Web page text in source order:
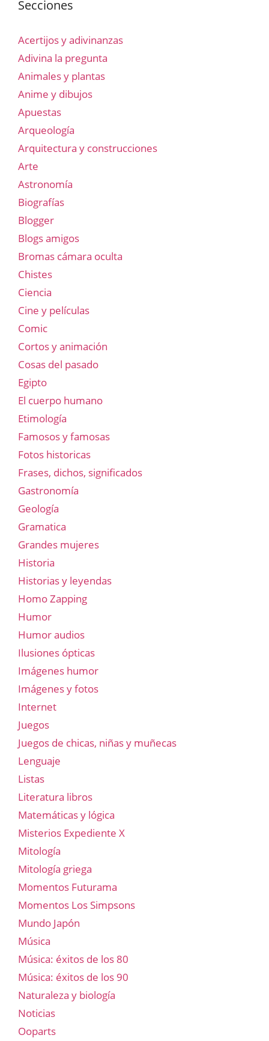
Secciones
Acertijos y adivinanzas
Adivina la pregunta
Animales y plantas
Anime y dibujos
Apuestas
Arqueología
Arquitectura y construcciones
Arte
Astronomía
Biografías
Blogger
Blogs amigos
Bromas cámara oculta
Chistes
Ciencia
Cine y películas
Comic
Cortos y animación
Cosas del pasado
Egipto
El cuerpo humano
Etimología
Famosos y famosas
Fotos historicas
Frases, dichos, significados
Gastronomía
Geología
Gramatica
Grandes mujeres
Historia
Historias y leyendas
Homo Zapping
Humor
Humor audios
Ilusiones ópticas
Imágenes humor
Imágenes y fotos
Internet
Juegos
Juegos de chicas, niñas y muñecas
Lenguaje
Listas
Literatura libros
Matemáticas y lógica
Misterios Expediente X
Mitología
Mitología griega
Momentos Futurama
Momentos Los Simpsons
Mundo Japón
Música
Música: éxitos de los 80
Música: éxitos de los 90
Naturaleza y biología
Noticias
Ooparts